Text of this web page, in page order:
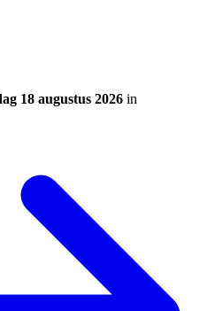
18 augustus 2026 in